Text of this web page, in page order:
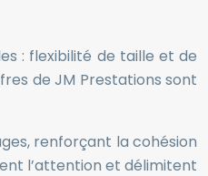
: flexibilité de taille et de
de JM Prestations sont
renforçant la cohésion
l’attention et délimitent